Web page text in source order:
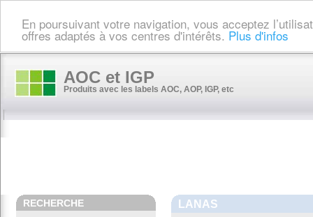
En poursuivant votre navigation, vous acceptez
offres adaptés à vos centres d'intérêts. Plus d'infos
AOC et IGP
Produits avec les labels AOC, AOP, IGP, etc
RECHERCHE LANAS